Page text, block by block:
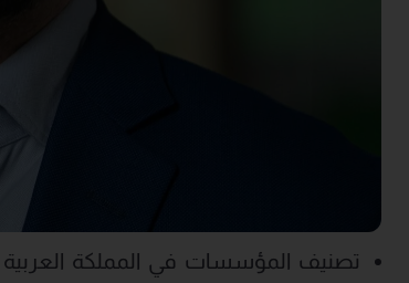
تصنيف المؤسسات في المملكة